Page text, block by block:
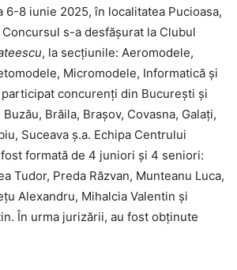
6-8 iunie 2025, în localitatea Pucioasa,
s-a desfășurat la Clubul
, la secțiunile: Aeromodele,
Micromodele, Informatică și
participat concurenți din București și
Brăila, Brașov, Covasna, Galați,
Suceava ș.a. Echipa Centrului
formată de 4 juniori și 4 seniori:
Tudor, Preda Răzvan, Munteanu Luca,
Alexandru, Mihalcia Valentin și
În urma jurizării, au fost obținute